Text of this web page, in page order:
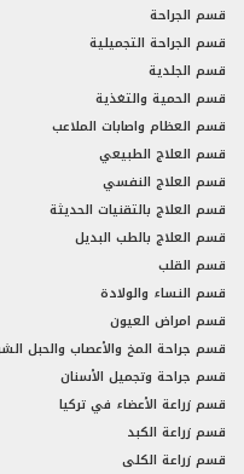
قسم الجراحة
قسم الجراحة التجميلية
قسم الجلدية
قسم الحمية والتغذية
قسم العظام واصابات الملاعب
قسم العلاج الطبيعي
قسم العلاج النفسي
قسم العلاج بالتقنيات الحديثة
قسم العلاج بالطب البديل
قسم القلب
قسم النساء والولادة
قسم امراض العيون
قسم جراحة المخ والأعصاب والحبل
قسم جراحة وتجميل الأسنان
قسم زراعة الأعضاء في تركيا
قسم زراعة الكبد
قسم زراعة الكلى